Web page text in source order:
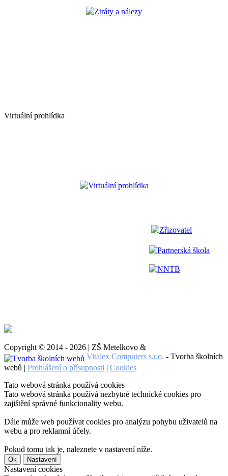
Ztráty a nálezy
Virtuální prohlídka
Virtuální prohlídka
Zřizovatel
Partnerská škola
NNTB
Copyright © 2014 - 2026 | ZŠ Metelkovo &
Vitalex Computers s.r.o. - Tvorba školních
webů | Prohlášení o přísupnosti | Cookies
Tato webová stránka používá cookies
Tato webová stránka používá nezbytné technické cookies pro
zajištění správné funkcionality webu.
Dále může web používat cookies pro analýzu pohybu uživatelů na
webu a pro reklamní účely.
Pokud tomu tak je, naleznete v nastavení níže.
Ok Nastavení
Nastavení cookies